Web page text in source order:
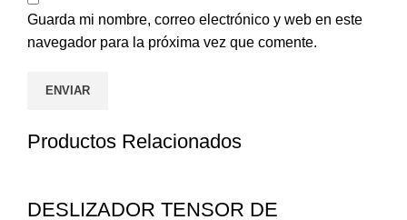
Guarda mi nombre, correo electrónico y web en este
navegador para la próxima vez que comente.
Productos Relacionados
DESLIZADOR TENSOR DE